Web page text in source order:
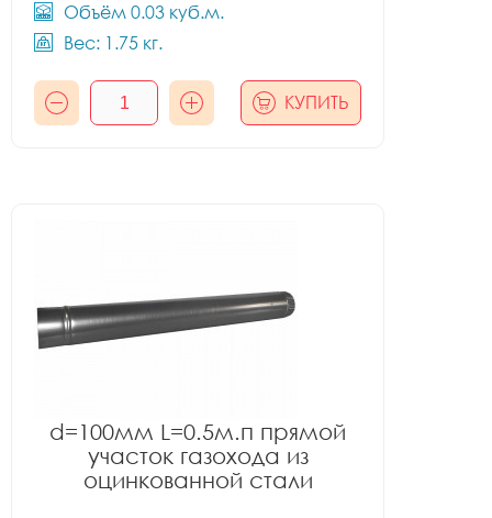
Объём 0.03 куб.м.
Вес: 1.75 кг.
КУПИТЬ
d=100мм L=0.5м.п прямой
участок газохода из
оцинкованной стали